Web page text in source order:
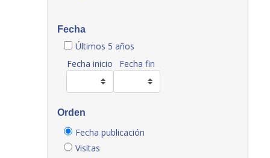
Fecha
Últimos 5 años
Fecha inicio
Fecha fin
Orden
Fecha publicación
Visitas